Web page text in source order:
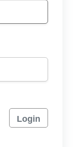
Login